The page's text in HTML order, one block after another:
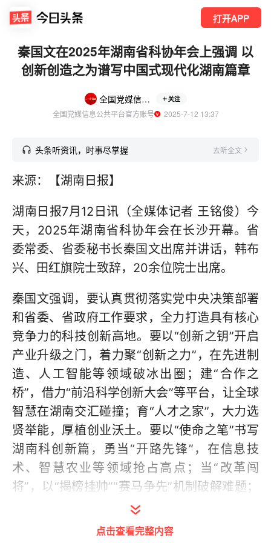
打开APP
秦国文在2025年湖南省科协年会上强调 以
创新创造之为谱写中国式现代化湖南篇章
全国党媒信息公共平台 关注
全国党媒信息公共平台官方账号
  2025-7-12 13:37
头条听资讯，时事尽掌握 去听全文
来源：【湖南日报】
湖南日报7月12日讯（全媒体记者 王铭俊）今
天，2025年湖南省科协年会在长沙开幕。省
委常委、省委秘书长秦国文出席并讲话，韩布
兴、田红旗院士致辞，20余位院士出席。
秦国文强调，要认真贯彻落实党中央决策部署
和省委、省政府工作要求，全力打造具有核心
竞争力的科技创新高地。要以“创新之钥”开启
产业升级之门，着力聚“创新之力”，在先进制
造、人工智能等领域破冰出圈；建“合作之
桥”，借力“前沿科学创新大会”等平台，让全球
智慧在湖南交汇碰撞；育“人才之家”，大力选
贤举能，厚植创业沃土。要以“使命之笔”书写
湖南科创新篇，勇当“开路先锋”，在信息技
术、智慧农业等领域抢占高点；当“改革闯
将”，以“揭榜挂帅”“赛马争先”机制破解难题；
当“领军标杆”，让“敢为人先、崇尚创新”成为
湖南鲜明标识。要以“开放之姿”拥抱全球创新
点击查看完整内容